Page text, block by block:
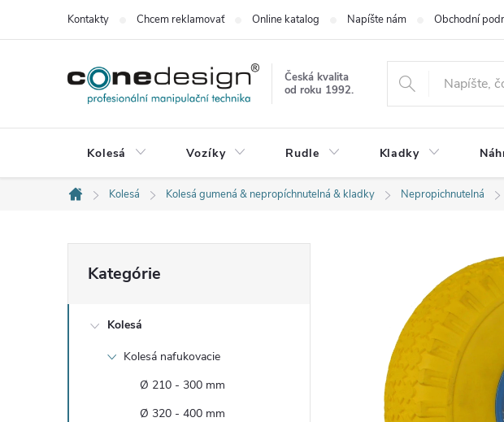
Kontakty Chcem reklamovať Online katalog Napíšte nám Obchodní
Česká kvalita
od roku 1992.
Kolesá Vozíky Rudle Kladky
Domov
Kolesá Kolesá gumená & nepropíchnutelná & kladky Nepropichnutelná
o
kategórie
Kategórie
Kolesá
Kolesá nafukovacie
Ø 210 - 300 mm
Ø 320 - 400 mm